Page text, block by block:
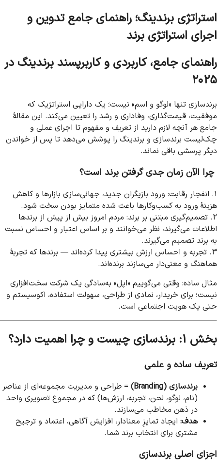
استراتژی برندینگ؛ راهنمای جامع تدوین و
اجرای استراتژی برند
راهنمای جامع، کاربردی و کاربرپسند برندینگ در
۲۰۲۵
برندسازی تنها «لوگو و اسم» نیست؛ یک دارایی استراتژیک که
موفقیت، قیمت‌گذاری، وفاداری و رشد را تعیین می‌کند. این مقالهٔ
جامع هر آنچه لازم دارید از تعریف و مفهوم تا اجرای عملی و
چک‌لیست برندسازی و برندینگ را پوشش می‌دهد تا پس از خواندن
دیگر پرسشی باقی نماند.
چرا الآن زمان جدی گرفتن برند است؟
۱. انفجار رقابت: ورود بازیگران جدید، جهانی‌سازی بازارها و کاهش
هزینهٔ ورود به کسب‌وکارها باعث شده متمایز بودن سخت شود.
۲. تصمیم‌گیری مبتنی بر برند: مردم امروز بیش از پیش از برندها
اطلاعات می‌گیرند، نظر می‌خوانند و بر اساس اعتبار و احساس نسبت
به برند تصمیم می‌گیرند.
۳. تجربه و احساس ارزش بیشتری پیدا کرده‌اند — برندها که تجربهٔ
هماهنگ و معنی‌دار می‌سازند برنده‌اند.
مثال ساده: وقتی می‌گوییم «اپل» به‌سادگی یک شرکت سخت‌افزاری
نیست؛ برای خریدار، نمادی از طراحی، سهولت استفاده، اکوسیستم و
حتی یک هویت اجتماعی است.
بخش ۱: برندسازی چیست و چرا اهمیت دارد؟
تعریف ساده و علمی
برندسازی (Branding)
= طراحی و مدیریت مجموعه‌ای از عناصر
(نام، لوگو، لحن، تجربه، ارزش‌ها) که در مجموع تصویری واحد
در ذهن مخاطب می‌سازند.
هدف: ایجاد تمایزِ معنادار، افزایش آگاهی، اعتماد و ترجیح
مشتری برای انتخاب برند شما.
اجزای اصلی برندسازی